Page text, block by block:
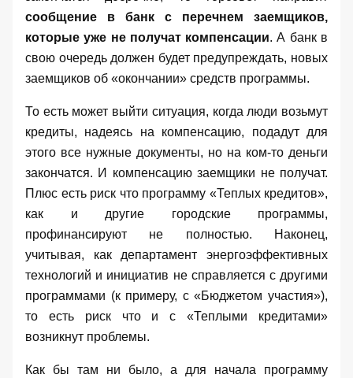
сообщение в банк с перечнем заемщиков,
которые уже не получат компенсации. А банк в
свою очередь должен будет предупреждать, новых
заемщиков об «окончании» средств программы.
То есть может выйти ситуация, когда люди возьмут
кредиты, надеясь на компенсацию, подадут для
этого все нужные документы, но на ком-то деньги
закончатся. И компенсацию заемщики не получат.
Плюс есть риск что программу «Теплых кредитов»,
как и другие городские программы,
профинансируют не полностью. Наконец,
учитывая, как департамент энергоэффективных
технологий и инициатив не справляется с другими
программами (к примеру, с«Бюджетом участия»),
то есть риск что и с «Теплыми кредитами»
возникнут проблемы.
Как бы там ни было, а для начала программу